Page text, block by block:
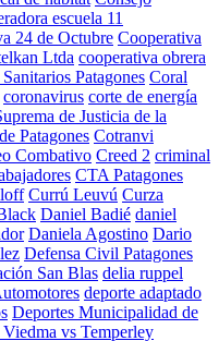
escuela 11
24 de Octubre Cooperativa
Ltda cooperativa obrera
Patagones Coral
coronavirus corte de energía
de Justicia de la
Patagones Cotranvi
Combativo Creed 2 criminal
CTA Patagones
Currú Leuvú Curza
Daniel Badié daniel
Daniela Agostino Dario
Defensa Civil Patagones
San Blas delia ruppel
deporte adaptado
Deportes Municipalidad de
vs Temperley